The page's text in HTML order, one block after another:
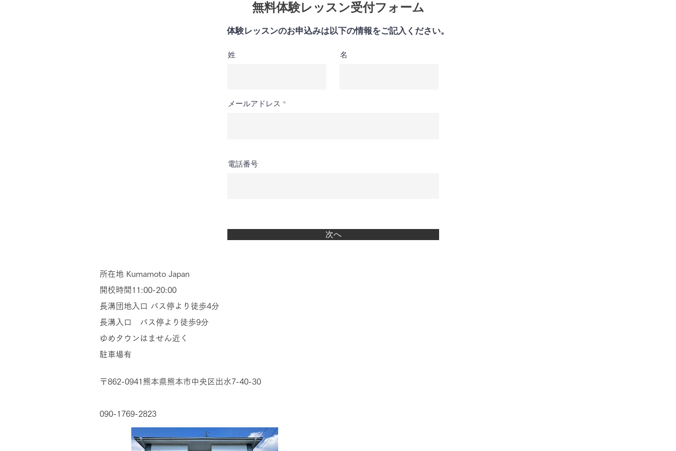
無料体験レッスン受付フォーム
体験レッスンのお申込みは以下の情報をご記入ください。
姓 名
メールアドレス
電話番号
次へ
所在地 Kumamoto Japan
開校時間11:00-20:00
長溝団地入口 バス停より徒歩4分
長溝入口 バス停より徒歩9分
ゆめタウンはません近く
駐車場有
〒862-0941 熊本県熊本市中央区出水7-40-30​
090-1769-2823